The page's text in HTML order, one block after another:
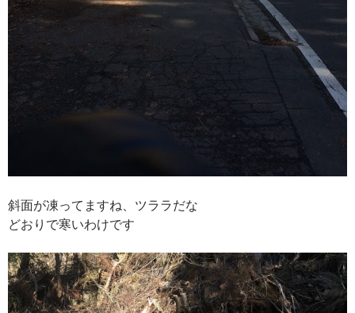
斜面が凍ってますね、ツララだな
どおりで寒いわけです